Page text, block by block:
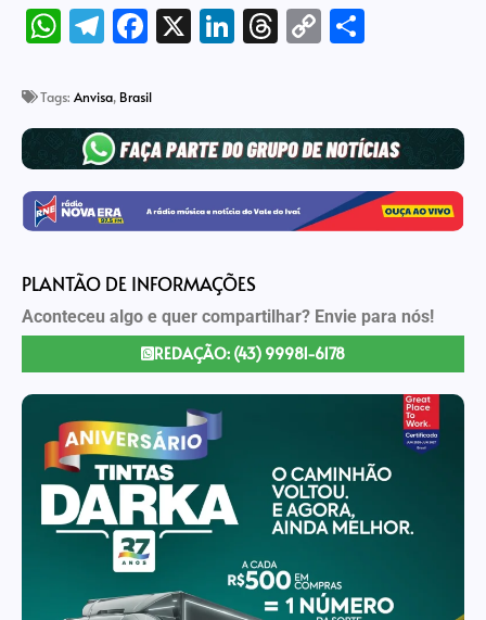
WhatsApp
Telegram
Facebook
X LinkedIn
Threads
Copy
Tags: Anvisa, Brasil
PLANTÃO DE INFORMAÇÕES
Aconteceu algo e quer compartilhar? Envie para nós!
REDAÇÃO: (43) 99981-6178